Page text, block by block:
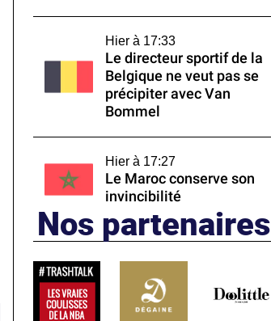
Hier à 17:33
Le directeur sportif de la
Belgique ne veut pas se
précipiter avec Van
Bommel
Hier à 17:27
Le Maroc conserve son
invincibilité
Nos partenaires